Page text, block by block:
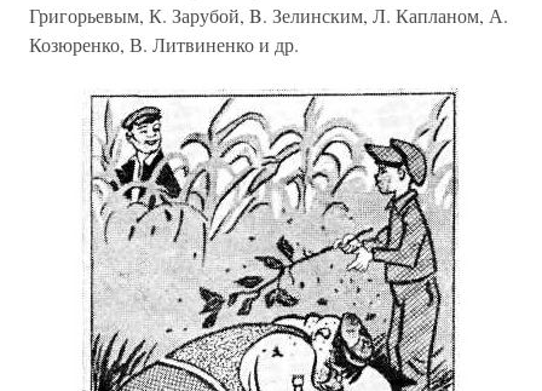
Григорьевым, К. Зарубой, B. Зелинским, Л. Капланом, А.
Козюренко, В. Литвиненко и др.